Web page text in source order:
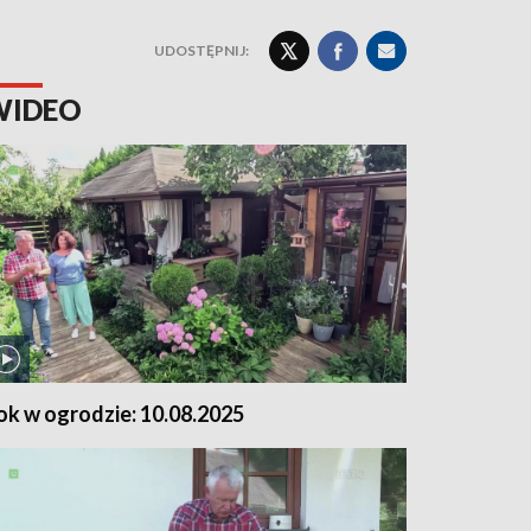
UDOSTĘPNIJ:
w ogrodzie: 10.08.2025